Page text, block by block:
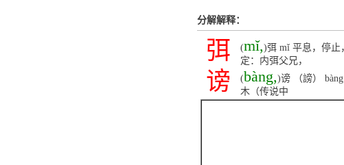
分解解释：
弭 (mǐ,)弭 mǐ 平息，停止
定：内弭父兄，
谤 (bàng,)谤 （謗）
木（传说中